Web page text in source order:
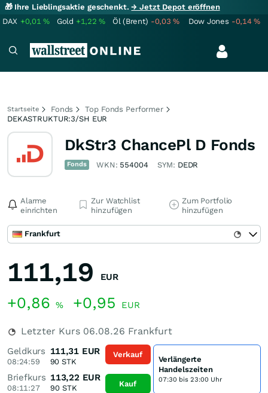
🎁 Ihre Lieblingsaktie geschenkt.→ Jetzt Depot eröffnen
DAX +0,01% Gold +1,22% Öl (Brent) -0,03% Dow Jones -0,14%
Startseite Fonds
Top Fonds Performer
DEKASTRUKTUR:3/SH EUR
DkStr3 ChancePl D Fonds
Fonds WKN: 554004 SYM: DEDR
Alarme
einrichten
Zur Watchlist
hinzufügen
Zum Portfolio
hinzufügen
Frankfurt
111,19 EUR
+0,86 % +0,95 EUR
Letzter Kurs 06.08.26 Frankfurt
Geldkurs
08:24:59
111,31 EUR
90 STK
Briefkurs
08:11:27
113,22 EUR
90 STK
Verkauf
Kauf
Verlängerte
Handelszeiten
07:30 bis 23:00 Uhr